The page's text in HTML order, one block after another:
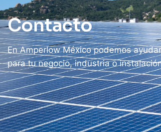
Contacto
En Amperlow México podemos
para tu negocio, industria o